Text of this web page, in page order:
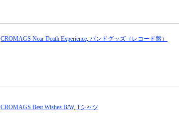
CROMAGS Near Death Experience, バンドグッズ（レコード盤）
CROMAGS Best Wishes B/W, Tシャツ